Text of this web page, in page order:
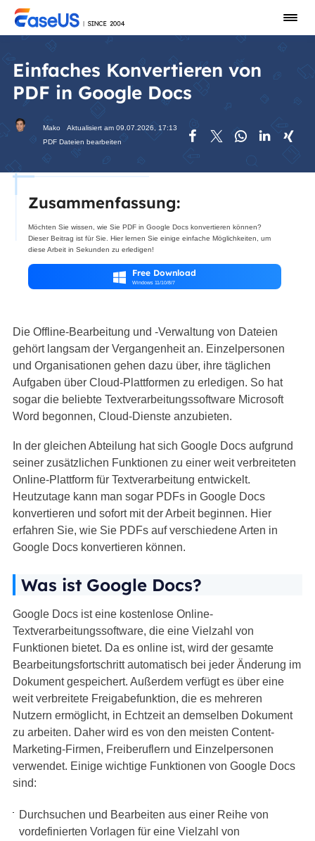
Einfaches Konvertieren von
PDF in Google Docs
Mako
Aktualisiert am 09.07.2026, 17:13
PDF Dateien bearbeiten
    
Zusammenfassung:
Möchten Sie wissen, wie Sie PDF in Google Docs konvertieren können?
Dieser Beitrag ist für Sie. Hier lernen Sie einige einfache Möglichkeiten, um
diese Arbeit in Sekunden zu erledigen!
 Free Download
Windows 11/10/8/7
Die Offline-Bearbeitung und -Verwaltung von Dateien
gehört langsam der Vergangenheit an. Einzelpersonen
und Organisationen gehen dazu über, ihre täglichen
Aufgaben über Cloud-Plattformen zu erledigen. So hat
sogar die beliebte Textverarbeitungssoftware Microsoft
Word begonnen, Cloud-Dienste anzubieten.
In der gleichen Abteilung hat sich Google Docs aufgrund
seiner zusätzlichen Funktionen zu einer weit verbreiteten
Online-Plattform für Textverarbeitung entwickelt.
Heutzutage kann man sogar PDFs in Google Docs
konvertieren und sofort mit der Arbeit beginnen. Hier
erfahren Sie, wie Sie PDFs auf verschiedene Arten in
Google Docs konvertieren können.
Was ist Google Docs?
Google Docs ist eine kostenlose Online-
Textverarbeitungssoftware, die eine Vielzahl von
Funktionen bietet. Da es online ist, wird der gesamte
Bearbeitungsfortschritt automatisch bei jeder Änderung im
Dokument gespeichert. Außerdem verfügt es über eine
weit verbreitete Freigabefunktion, die es mehreren
Nutzern ermöglicht, in Echtzeit an demselben Dokument
zu arbeiten. Daher wird es von den meisten Content-
Marketing-Firmen, Freiberuflern und Einzelpersonen
verwendet. Einige wichtige Funktionen von Google Docs
sind:
Durchsuchen und Bearbeiten aus einer Reihe von
vordefinierten Vorlagen für eine Vielzahl von